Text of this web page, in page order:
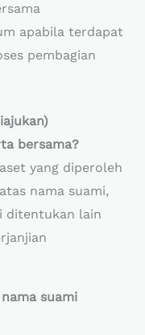
apabila terdapat
pembagian
bersama?
yang diperoleh
nama suami,
ditentukan lain
suami